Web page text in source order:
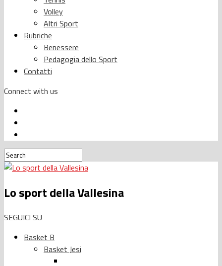
Volley
Altri Sport
Rubriche
Benessere
Pedagogia dello Sport
Contatti
Connect with us
Lo sport della Vallesina
SEGUICI SU
Basket B
Basket Jesi